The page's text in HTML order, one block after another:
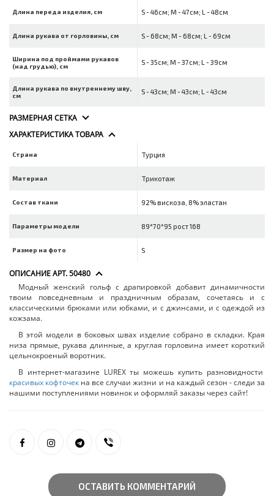
Длина переда изделия, см S - 46см; M - 47см; L - 48см
Длина рукава от горловины, см S - 68см; M - 68см; L - 69см
Ширина под проймами рукавов
(над грудью), см
S - 35см; M - 37см; L - 39см
Длина рукава по внутреннему шву,
см
S - 43см; M - 43см; L - 43см
РАЗМЕРНАЯ СЕТКА
ХАРАКТЕРИСТИКА ТОВАРА
Страна Турция
Материал Трикотаж
Состав ткани 92% вискоза, 8% эластан
Параметры модели 89*70*95 рост 168
Размер на фото S
ОПИСАНИЕ АРТ. 50480
Модный женский гольф с драпировкой добавит динамичности
твоим повседневным и праздничным образам, сочетаясь и с
классическими брюками или юбками, и с джинсами, и с одеждой из
кожзама.
В этой модели в боковых швах изделие собрано в складки. Края
низа прямые, рукава длинные, а круглая горловина имеет короткий
цельнокроеный воротник.
В интернет-магазине LUREX ты можешь купить разновидности
красивых кофточек на все случаи жизни и на каждый сезон - следи за
нашими поступлениями новинок и оформляй заказы через сайт!
ОСТАВИТЬ КОММЕНТАРИЙ